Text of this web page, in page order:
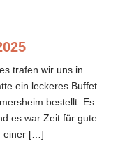
trafen wir uns in
ein leckeres Buffet
bestellt. Es
es war Zeit für gute
einer […]